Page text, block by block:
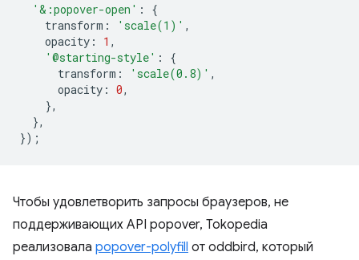
'&:popover-open' :
{
transform : 'scale(1)' ,
opacity : 1 ,
'@starting-style' :
{
transform : 'scale(0.8)' ,
opacity : 0,
},
},
});
Чтобы удовлетворить запросы браузеров, не
поддерживающих API popover, Tokopedia
реализовала popover-polyfill от oddbird, который